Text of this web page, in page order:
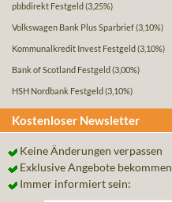
pbbdirekt Festgeld (3,25%)
Volkswagen Bank Plus Sparbrief(3,10%)
Kommunalkredit Invest Festgeld (3,10%)
Bank of Scotland Festgeld (3,00%)
HSH Nordbank Festgeld (3,10%)
Kostenloser Newsletter
Keine Änderungen verpassen
Exklusive Angebote bekommen
Immer informiert sein: